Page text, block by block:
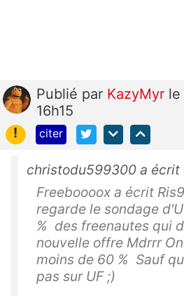
Publié par KazyMyr le
16h15
!
citer
christodu599300 a écrit
Freeboooox a écrit
regarde le sondage
% des freenautes qui
nouvelle offre Mdrrr
moins de 60 % Sauf
pas sur UF ;)